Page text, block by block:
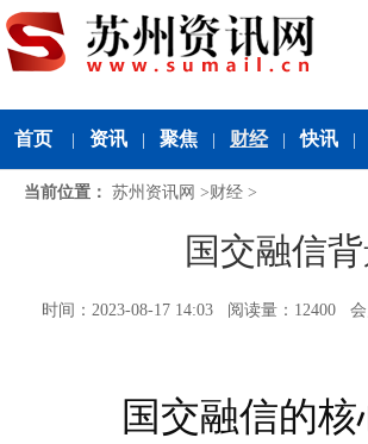
首页 资讯 聚焦 财经 快讯
当前位置： 苏州资讯网 >财经 >
国交融信
时间：2023-08-17 14:03 阅读量：12400
国交融信的